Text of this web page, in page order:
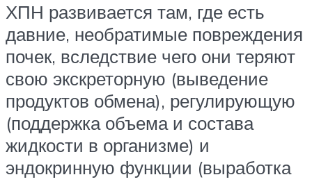
ХПН развивается там, где есть
давние, необратимые повреждения
почек, вследствие чего они теряют
свою экскреторную (выведение
продуктов обмена), регулирующую
(поддержка объема и состава
жидкости в организме) и
эндокринную функции (выработка